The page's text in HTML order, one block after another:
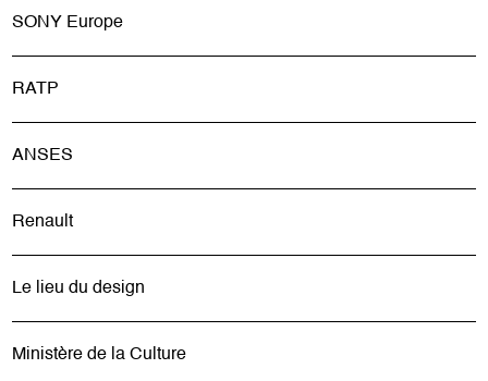
SONY Europe
RATP
ANSES
Renault
Le lieu du design
Ministère de la Culture